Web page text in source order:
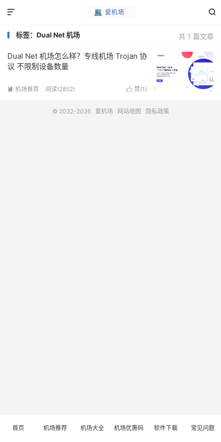


共 1 篇文章
标签：Dual Net 机场
Dual Net 机场怎么样？专线机场 Trojan 协
议 不限制设备数量
 赞(1 )
 机场推荐 阅读(2852)
© 2022-2026 爱机场 网站地图 隐私政策
首页 机场推荐 机场大全 机场优惠码 软件下载 常见问题